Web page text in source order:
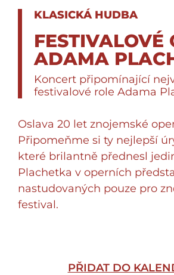
KLASICKÁ HUDBA
FESTIVALOVÉ
ADAMA
Koncert připomínající
festivalové role Adama
Oslava 20 let znojemské
Připomeňme si ty nejlepší
které brilantně přednesl
Plachetka v operních
nastudovaných pouze pro
festival.
PŘIDAT DO